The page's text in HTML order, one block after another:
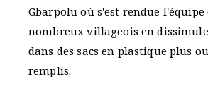
Gbarpolu où s'est rendue l'équipe
nombreux villageois en
dans des sacs en plastique plus
remplis.